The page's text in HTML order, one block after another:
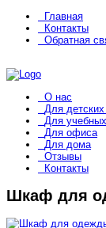
Главная
Контакты
Обратная
О нас
Для
Для
Для офиса
Для дома
Отзывы
Контакты
Шкаф для